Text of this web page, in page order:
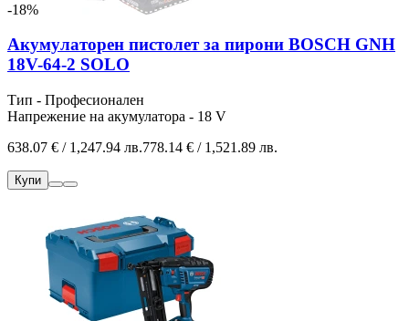
-18%
Акумулаторен пистолет за пирони BOSCH GNH
18V-64-2 SOLO
Тип - Професионален
Напрежение на акумулатора - 18 V
638.07 € / 1,247.94 лв.778.14 € / 1,521.89 лв.
Купи